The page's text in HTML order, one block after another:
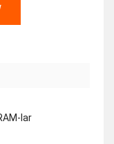
lar